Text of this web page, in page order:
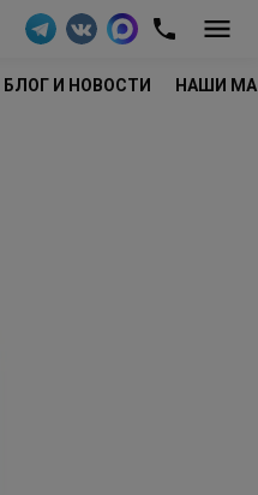
БЛОГ И НОВОСТИ НАШИ